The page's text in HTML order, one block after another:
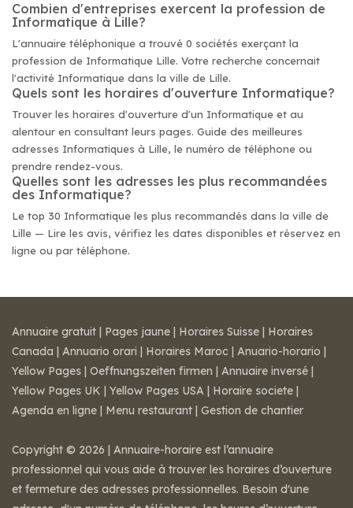
Combien d'entreprises exercent la profession de
Informatique à Lille?
L'annuaire téléphonique a trouvé 0 sociétés exerçant la
profession de Informatique Lille. Votre recherche concernait
l'activité Informatique dans la ville de Lille.
Quels sont les horaires d'ouverture Informatique?
Trouver les horaires d'ouverture d'un Informatique et au
alentour en consultant leurs pages. Guide des meilleures
adresses Informatiques à Lille, le numéro de téléphone ou
prendre rendez-vous.
Quelles sont les adresses les plus recommandées
des Informatique?
Le top 30 Informatique les plus recommandés dans la ville de
Lille — Lire les avis, vérifiez les dates disponibles et réservez en
ligne ou par téléphone.
Annuaire gratuit | Pages jaune | Horaires Suisse | Horaires
Canada | Annuario orari | Horaires Maroc | Anuario-horario |
Yellow Pages | Oeffnungszeiten firmen | Annuaire inversé |
Yellow Pages UK | Yellow Pages USA | Horaire societe |
Agenda en ligne | Menu restaurant | Gestion de chantier
Copyright © 2026 | Annuaire-horaire est l’annuaire
professionnel qui vous aide à trouver les horaires d’ouverture
et fermeture des adresses professionnelles. Besoin d'une